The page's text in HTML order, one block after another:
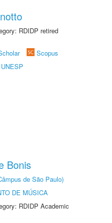
RDIDP retired
Scopus
Bonis
de São Paulo)
DE MÚSICA
RDIDP Academic